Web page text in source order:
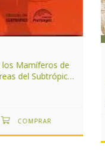
los Mamíferos de
del Subtrópico